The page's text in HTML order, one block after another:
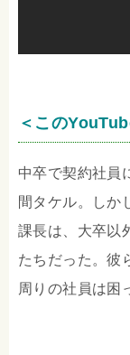
＜この
中卒で契約社員
間タケル。しか
課長は、大卒以
たちだった。彼
周りの社員は困